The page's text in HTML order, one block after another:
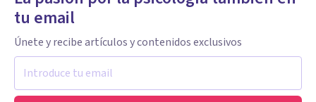
tu email
Únete y recibe artículos y contenidos exclusivos